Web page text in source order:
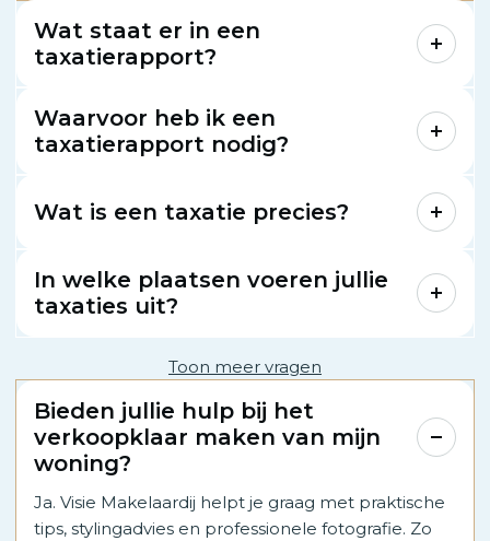
Wat staat er in een
taxatierapport?
Waarvoor heb ik een
taxatierapport nodig?
Wat is een taxatie precies?
In welke plaatsen voeren jullie
taxaties uit?
Toon meer vragen
Bieden jullie hulp bij het
verkoopklaar maken van mijn
woning?
Ja. Visie Makelaardij helpt je graag met praktische
tips, stylingadvies en professionele fotografie. Zo